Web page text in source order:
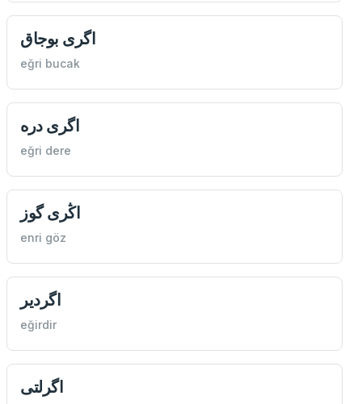
اگری بوجاق
eğri bucak
اگری دره
eğri dere
اڭری گوز
enri göz
اگردير
eğirdir
اگرلتی